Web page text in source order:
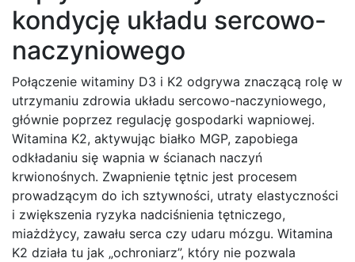
kondycję układu sercowo-
naczyniowego
Połączenie witaminy D3 i K2 odgrywa znaczącą rolę w
utrzymaniu zdrowia układu sercowo-naczyniowego,
głównie poprzez regulację gospodarki wapniowej.
Witamina K2, aktywując białko MGP, zapobiega
odkładaniu się wapnia w ścianach naczyń
krwionośnych. Zwapnienie tętnic jest procesem
prowadzącym do ich sztywności, utraty elastyczności
i zwiększenia ryzyka nadciśnienia tętniczego,
miażdżycy, zawału serca czy udaru mózgu. Witamina
K2 działa tu jak „ochroniarz”, który nie pozwala